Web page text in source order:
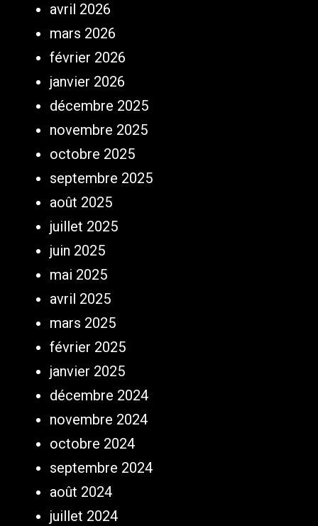
avril 2026
mars 2026
février 2026
janvier 2026
décembre 2025
novembre 2025
octobre 2025
septembre 2025
août 2025
juillet 2025
juin 2025
mai 2025
avril 2025
mars 2025
février 2025
janvier 2025
décembre 2024
novembre 2024
octobre 2024
septembre 2024
août 2024
juillet 2024